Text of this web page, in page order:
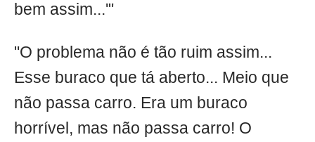
bem assim...'"
"O problema não é tão ruim assim...
Esse buraco que tá aberto... Meio que
não passa carro. Era um buraco
horrível, mas não passa carro! O